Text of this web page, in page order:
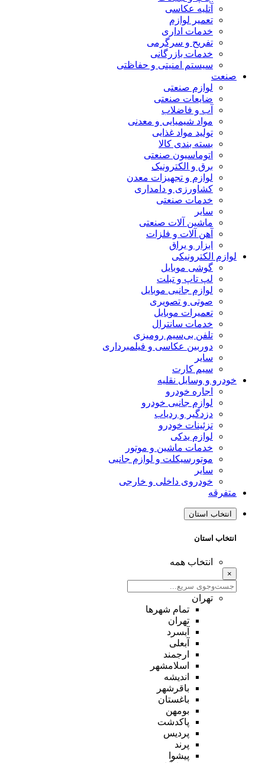
آتلیه عکاسی
تعمیر لوازم
خدمات اداری
تفریح و سرگرمی
خدمات بازرگانی
سیستم امنیتی و حفاظتی
صنعت
لوازم صنعتی
ضایعات صنعتی
آب و فاضلاب
مواد شیمیایی و معدنی
تولید مواد غذایی
بسته بندی کالا
اتوماسیون صنعتی
برق و الکترونیک
لوازم و تجهیزات معدن
کشاورزی و دامداری
خدمات صنعتی
سایر
ماشین آلات صنعتی
آهن آلات و فلزات
ابزار و یراق
لوازم الکترونیکی
گوشی موبایل
لپ تاپ و تبلت
لوازم جانبی موبایل
صوتی و تصویری
تعمیرات موبایل
خدمات سانترال
تلفن بی‌سیم رومیزی
دوربین عکاسی و فیلمبرداری
سایر
سیم کارت
خودرو و وسایل نقلیه
اجاره خودرو
لوازم جانبی خودرو
دزدگیر و ردیاب
تزئینات خودرو
لوازم یدکی
خدمات ماشین و موتور
موتورسیکلت و لوازم جانبی
سایر
خودروی داخلی و خارجی
متفرقه
انتخاب استان
انتخاب استان
انتخاب همه
×
تهران
تمام شهر‌ها
تهران
آبسرد
آبعلی
ارجمند
اسلامشهر
اندیشه
باقرشهر
باغستان
بومهن
پاکدشت
پردیس
پرند
پیشوا